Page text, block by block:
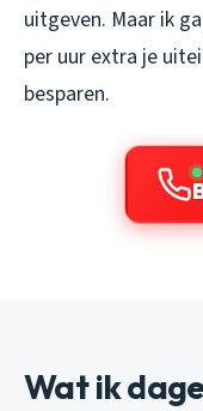
uitgeven. Maar ik
per uur extra je
besparen.
Wat ik